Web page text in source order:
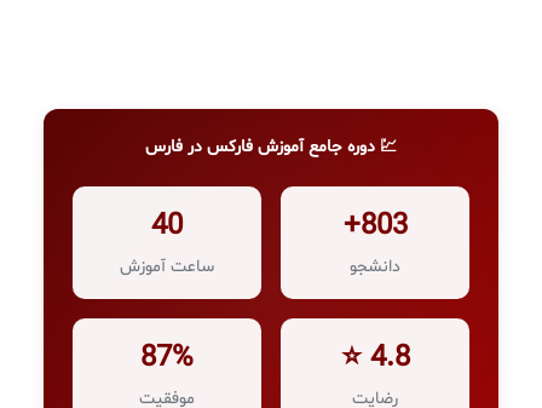
💹 دوره جامع آموزش فارکس در فارس
803+
دانشجو
40
ساعت آموزش
4.8 ⭐
رضایت
87%
موفقیت